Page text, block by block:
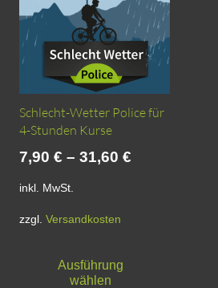
Schlecht-Wetter Police für
4-Stunden Kurse
7,90 € – 31,60 €
inkl. MwSt.
zzgl. Versandkosten
Ausführung
wählen